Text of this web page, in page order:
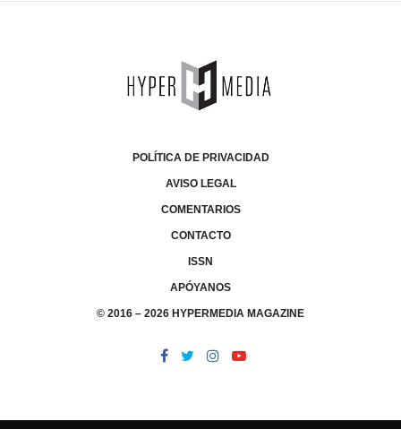
POLÍTICA DE PRIVACIDAD
AVISO LEGAL
COMENTARIOS
CONTACTO
ISSN
APÓYANOS
© 2016 – 2026 HYPERMEDIA MAGAZINE